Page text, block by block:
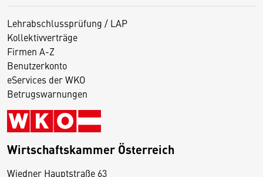
Lehrabschlussprüfung / LAP
Kollektivverträge
Firmen A-Z
Benutzerkonto
eServices der WKO
Betrugswarnungen
Wirtschaftskammer Österreich
Wiedner Hauptstraße 63